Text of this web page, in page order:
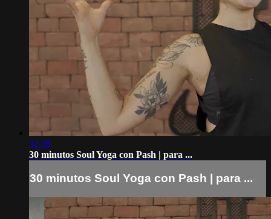
32:28
30 minutos Soul Yoga con Pash | para ...
30 minutos Soul Yoga con Pash | para ...